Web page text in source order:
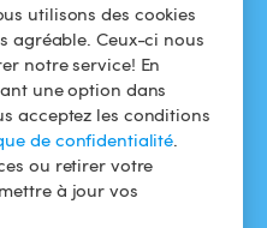
utilisons des cookies
agréable. Ceux-ci nous
notre service! En
une option dans
acceptez les conditions
de confidentialité.
ou retirer votre
à jour vos
piscine
ça
Conditions
d'utilisation
Politique de
confidentialité
Mentions légales